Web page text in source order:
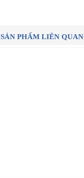
SẢN PHẨM LIÊN QUAN